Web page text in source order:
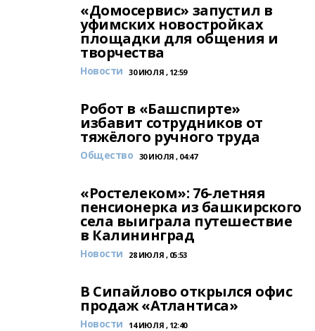
«Домосервис» запустил в
уфимских новостройках
площадки для общения и
творчества
Новости 30 ИЮЛЯ , 12:59
Робот в «Башспирте»
избавит сотрудников от
тяжёлого ручного труда
Общество 30 ИЮЛЯ , 04:47
«Ростелеком»: 76-летняя
пенсионерка из башкирского
села выиграла путешествие
в Калининград
Новости 28 ИЮЛЯ , 05:53
В Сипайлово открылся офис
продаж «Атлантиса»
Новости 14 ИЮЛЯ , 12:40